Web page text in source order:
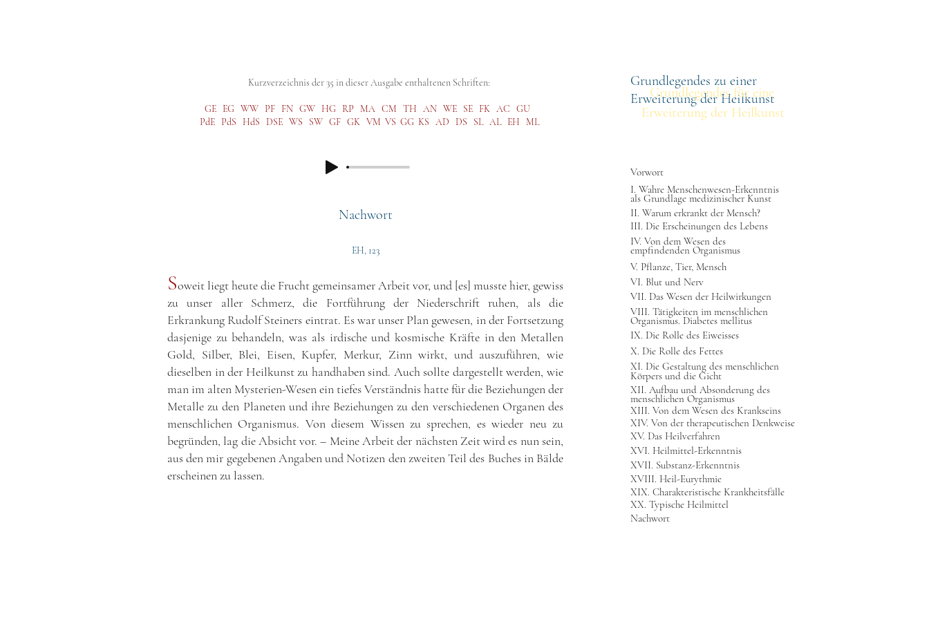
Kurzverzeichnis der 35 in dieser Ausgabe enthaltenen Schriften:
GE EG WW PF FN GW HG RP MA CM TH AN WE SE FK AC GU
PdE
PdS HdS DSE WS SW GF GK VM VS GG KS AD DS SL AL EH ML
Nachwort
EH, 123
Soweit liegt heute die Frucht gemeinsamer Arbeit vor, und [es] musste hier, gewiss
zu unser aller Schmerz, die Fortführung der Niederschrift ruhen, als die
Erkrankung Rudolf Steiners eintrat. Es war unser Plan gewesen, in der Fortsetzung
dasjenige zu behandeln, was als irdische und kosmische Kräfte in den Metallen
Gold, Silber, Blei, Eisen, Kupfer, Merkur, Zinn wirkt, und auszuführen, wie
dieselben in der Heilkunst zu handhaben sind. Auch sollte dargestellt werden, wie
man im alten Mysterien-Wesen ein tiefes Verständnis hatte für die Beziehungen der
Metalle zu den Planeten und ihre Beziehungen zu den verschiedenen Organen des
menschlichen Organismus. Von diesem Wissen zu sprechen, es wieder neu zu
begründen, lag die Absicht vor. – Meine Arbeit der nächsten Zeit wird es nun sein,
aus den mir gegebenen Angaben und Notizen den zweiten Teil des Buches in Bälde
erscheinen zu lassen.
Grundlegendes zu einer
Erweiterung der Heilkunst
Vorwort
I. Wahre Menschenwesen-Erkenntnis
als Grundlage medizinischer Kunst
II. Warum erkrankt der Mensch?
III. Die Erscheinungen des Lebens
empfindenden Organismus
IV. Von dem Wesen des
V. Pflanze, Tier, Mensch
VI. Blut und Nerv
VII. Das Wesen der Heilwirkungen
VIII. Tätigkeiten im menschlichen
Organismus. Diabetes mellitus
IX. Die Rolle des Eiweisses
X. Die Rolle des Fettes
XI. Die Gestaltung des menschlichen
Körpers und die Gicht
XII. Aufbau und Absonderung des
menschlichen Organismus
XIII. Von dem Wesen des Krankseins
XIV. Von der therapeutischen Denkweise
XV. Das Heilverfahren
XVI. Heilmittel-Erkenntnis
XVII. Substanz-Erkenntnis
XVIII. Heil-Eurythmie
XIX. Charakteristische Krankheitsfälle
XX. Typische Heilmittel
Nachwort
Grundlegendes für eine
Erweiterung der Heilkunst